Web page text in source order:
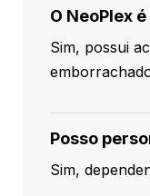
O NeoPlex
Sim, possui
Posso
Sim,